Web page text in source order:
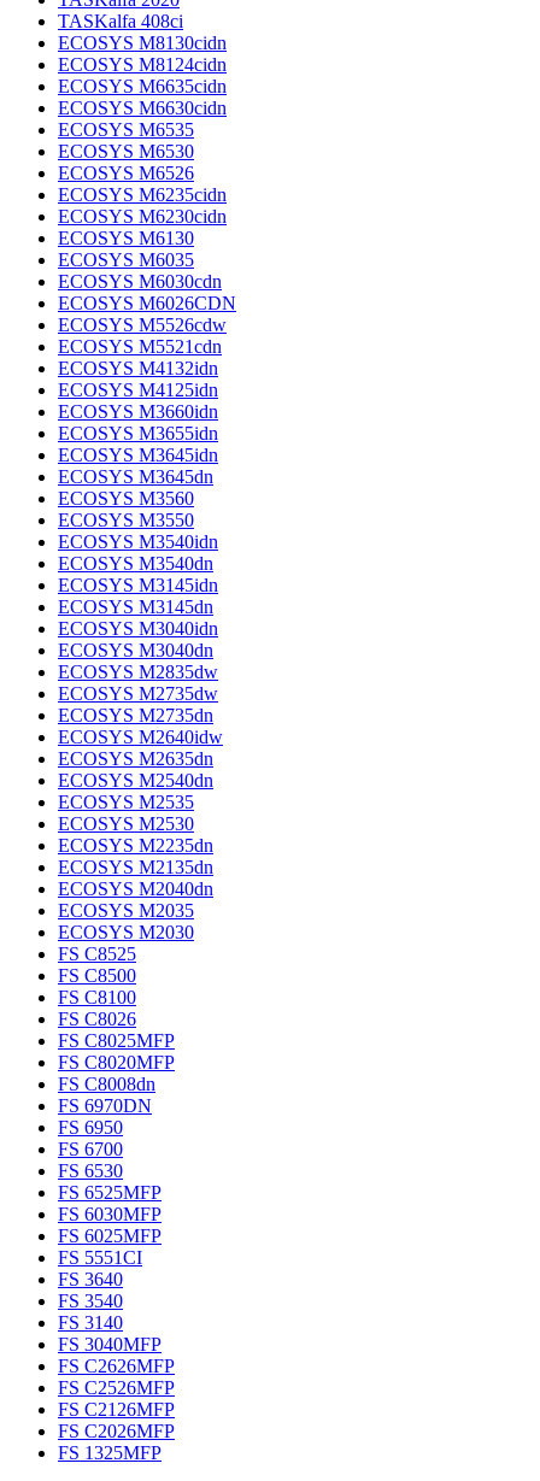
TASKalfa 408ci
ECOSYS M8130cidn
ECOSYS M8124cidn
ECOSYS M6635cidn
ECOSYS M6630cidn
ECOSYS M6535
ECOSYS M6530
ECOSYS M6526
ECOSYS M6235cidn
ECOSYS M6230cidn
ECOSYS M6130
ECOSYS M6035
ECOSYS M6030cdn
ECOSYS M6026CDN
ECOSYS M5526cdw
ECOSYS M5521cdn
ECOSYS M4132idn
ECOSYS M4125idn
ECOSYS M3660idn
ECOSYS M3655idn
ECOSYS M3645idn
ECOSYS M3645dn
ECOSYS M3560
ECOSYS M3550
ECOSYS M3540idn
ECOSYS M3540dn
ECOSYS M3145idn
ECOSYS M3145dn
ECOSYS M3040idn
ECOSYS M3040dn
ECOSYS M2835dw
ECOSYS M2735dw
ECOSYS M2735dn
ECOSYS M2640idw
ECOSYS M2635dn
ECOSYS M2540dn
ECOSYS M2535
ECOSYS M2530
ECOSYS M2235dn
ECOSYS M2135dn
ECOSYS M2040dn
ECOSYS M2035
ECOSYS M2030
FS C8525
FS C8500
FS C8100
FS C8026
FS C8025MFP
FS C8020MFP
FS C8008dn
FS 6970DN
FS 6950
FS 6700
FS 6530
FS 6525MFP
FS 6030MFP
FS 6025MFP
FS 5551CI
FS 3640
FS 3540
FS 3140
FS 3040MFP
FS C2626MFP
FS C2526MFP
FS C2126MFP
FS C2026MFP
FS 1325MFP